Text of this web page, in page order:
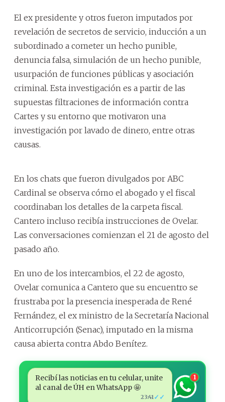
El ex presidente y otros fueron imputados por
revelación de secretos de servicio, inducción a un
subordinado a cometer un hecho punible,
denuncia falsa, simulación de un hecho punible,
usurpación de funciones públicas y asociación
criminal. Esta investigación es a partir de las
supuestas filtraciones de información contra
Cartes y su entorno que motivaron una
investigación por lavado de dinero, entre otras
causas.
En los chats que fueron divulgados por ABC
Cardinal se observa cómo el abogado y el fiscal
coordinaban los detalles de la carpeta fiscal.
Cantero incluso recibía instrucciones de Ovelar.
Las conversaciones comienzan el 21 de agosto del
pasado año.
En uno de los intercambios, el 22 de agosto,
Ovelar comunica a Cantero que su encuentro se
frustraba por la presencia inesperada de René
Fernández, el ex ministro de la Secretaría Nacional
Anticorrupción (Senac), imputado en la misma
causa abierta contra Abdo Benítez.
Recibí las noticias en tu celular, unite
al canal de ÚH en WhatsApp 🤩
23:41 ✓✓
1